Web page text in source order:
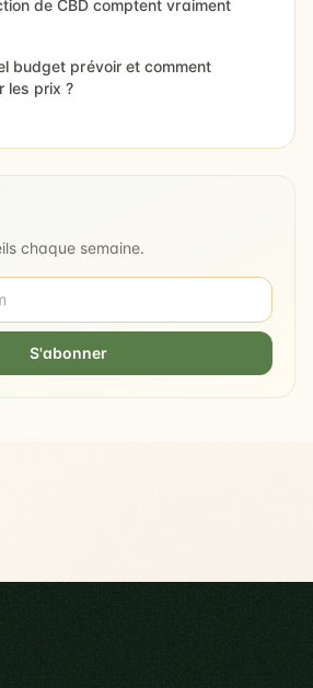
de CBD comptent vraiment
budget prévoir et comment
les prix ?
chaque semaine.
S'abonner